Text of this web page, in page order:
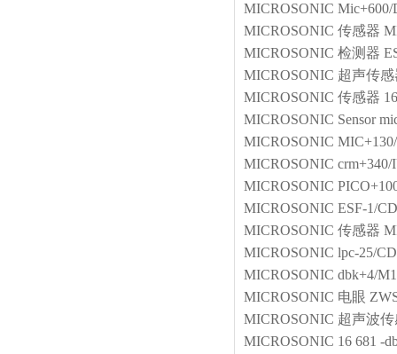
MICROSONIC Mic+600/
MICROSONIC 传感器
MICROSONIC 检测器
MICROSONIC 超声传感
MICROSONIC 传感器
MICROSONIC Sensor
MICROSONIC
MICROSONIC
MICROSONIC
MICROSONIC ESF-1/
MICROSONIC 传感器
MICROSONIC lpc-25/
MICROSONIC dbk+4/
MICROSONIC 电眼
MICROSONIC 超声波
MICROSONIC 16 681 -